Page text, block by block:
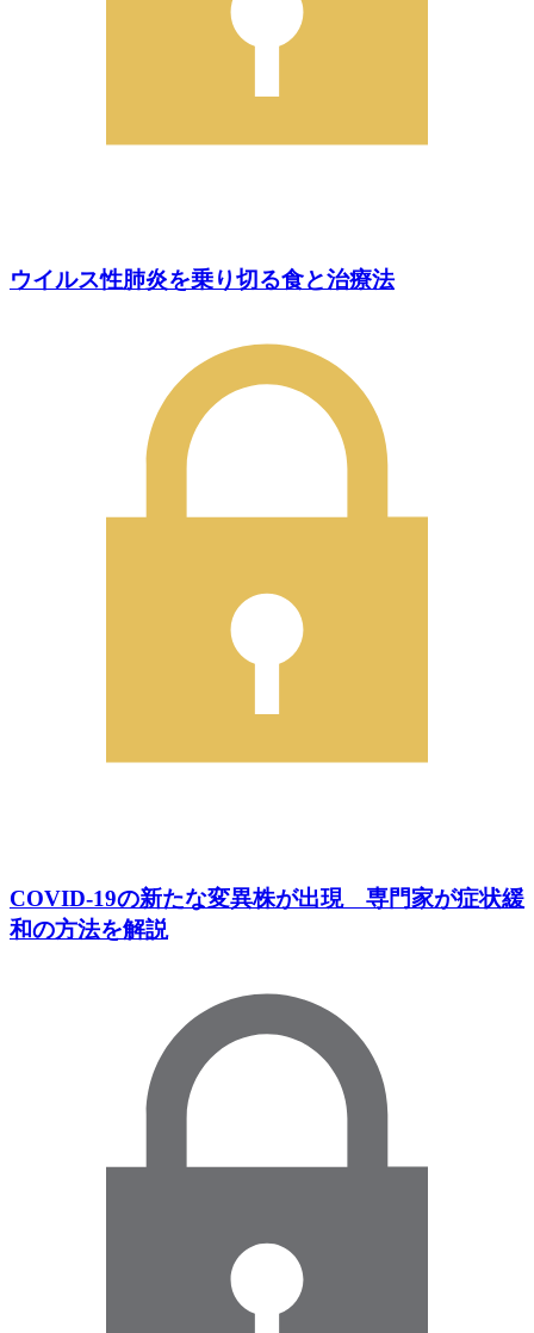
ウイルス性肺炎を乗り切る食と治療法
COVID-19の新たな変異株が出現 専門家が症状緩
和の方法を解説